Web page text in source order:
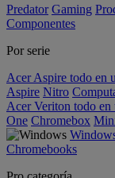
Predator Gaming
Componentes
Por serie
Acer Aspire todo en
Aspire Nitro
Acer Veriton todo en
One Chromebox
Chromebooks